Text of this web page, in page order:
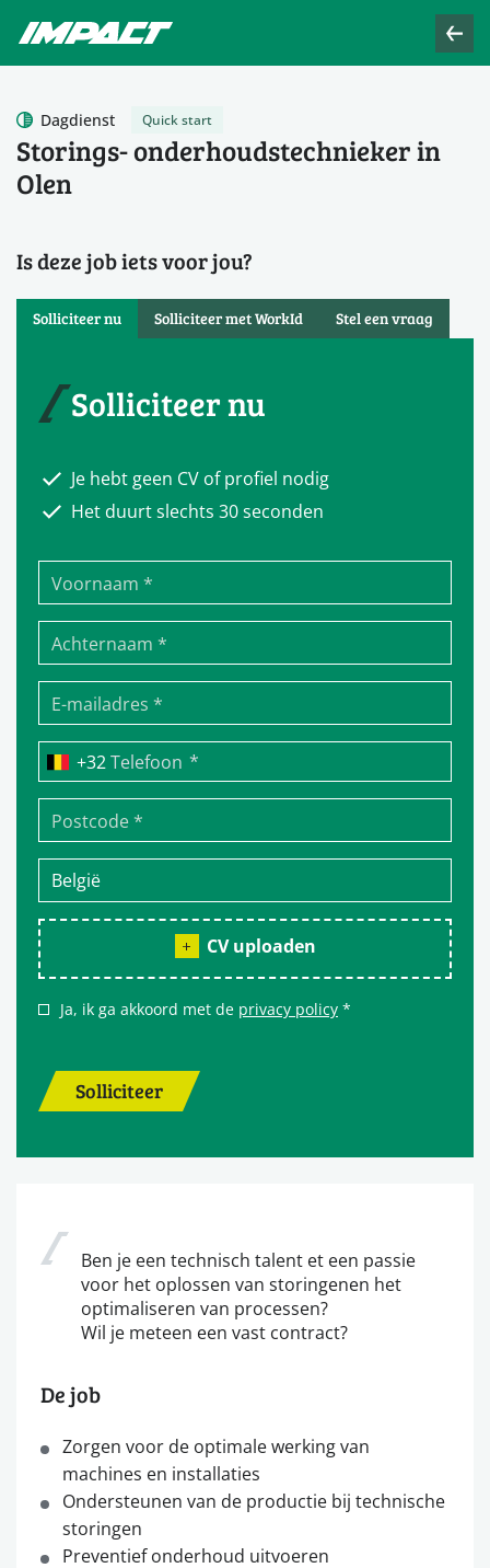
Storings- onderhoudstechnieker in
Olen
Dagdienst Quick start
Is deze job iets voor jou?
Solliciteer nu Solliciteer met WorkId Stel een vraag
Solliciteer nu
Je hebt geen CV of profiel nodig
Het duurt slechts 30 seconden
Telefoon *
CV uploaden
Ja, ik ga akkoord met de privacy policy *
Solliciteer
Ben je een technisch talent et een passie
voor het oplossen van storingenen het
optimaliseren van processen?
Wil je meteen een vast contract?
De job
Zorgen voor de optimale werking van
machines en installaties
Ondersteunen van de productie bij technische
storingen
Preventief onderhoud uitvoeren